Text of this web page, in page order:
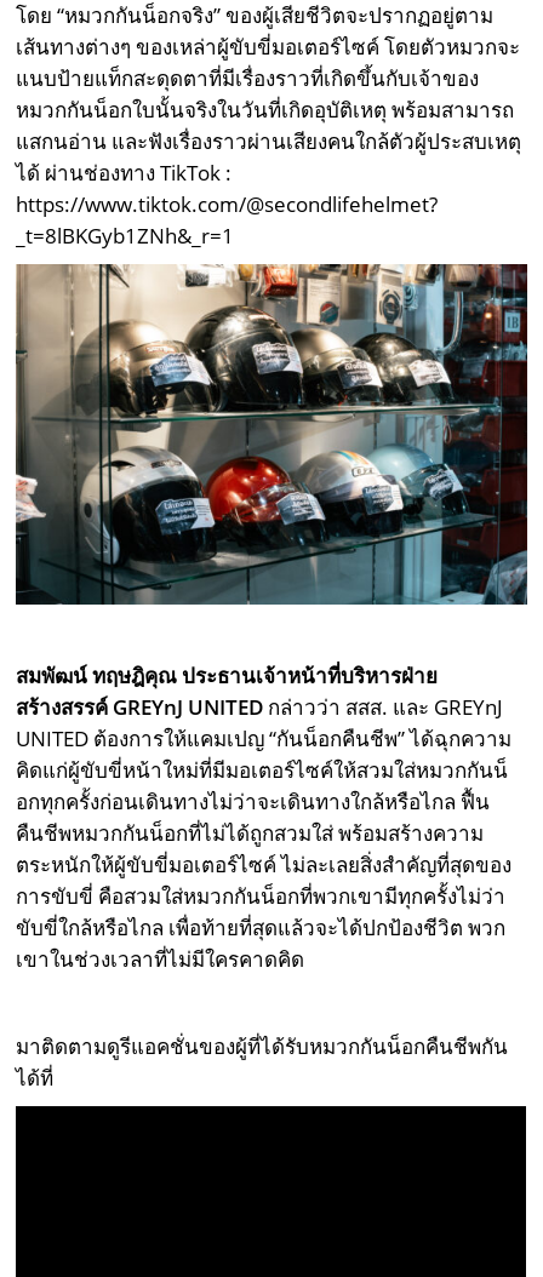
โดย “หมวกกันน็อกจริง” ของผู้เสียชีวิตจะปรากฏอยู่ตาม
เส้นทางต่างๆ ของเหล่าผู้ขับขี่มอเตอร์ไซค์ โดยตัวหมวกจะ
แนบป้ายแท็กสะดุดตาที่มีเรื่องราวที่เกิดขึ้นกับเจ้าของ
หมวกกันน็อกใบนั้นจริงในวันที่เกิดอุบัติเหตุ พร้อมสามารถ
แสกนอ่าน และฟังเรื่องราวผ่านเสียงคนใกล้ตัวผู้ประสบเหตุ
ได้ ผ่านช่องทาง TikTok :
https://www.tiktok.com/@secondlifehelmet?
_t=8lBKGyb1ZNh&_r=1
สมพัฒน์ ทฤษฎิคุณ ประธานเจ้าหน้าที่บริหารฝ่าย
สร้างสรรค์ GREYnJ UNITED กล่าวว่า สสส. และ GREYnJ
UNITED ต้องการให้แคมเปญ “กันน็อกคืนชีพ” ได้ฉุกความ
คิดแก่ผู้ขับขี่หน้าใหม่ที่มีมอเตอร์ไซค์ให้สวมใส่หมวกกันน็
อกทุกครั้งก่อนเดินทางไม่ว่าจะเดินทางใกล้หรือไกล ฟื้น
คืนชีพหมวกกันน็อกที่ไม่ได้ถูกสวมใส่ พร้อมสร้างความ
ตระหนักให้ผู้ขับขี่มอเตอร์ไซค์ ไม่ละเลยสิ่งสำคัญที่สุดของ
การขับขี่ คือสวมใส่หมวกกันน็อกที่พวกเขามีทุกครั้งไม่ว่า
ขับขี่ใกล้หรือไกล เพื่อท้ายที่สุดแล้วจะได้ปกป้องชีวิต พวก
เขาในช่วงเวลาที่ไม่มีใครคาดคิด
มาติดตามดูรีแอคชั่นของผู้ที่ได้รับหมวกกันน็อกคืนชีพกัน
ได้ที่